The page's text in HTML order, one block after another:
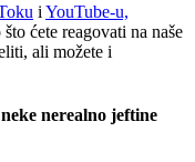
i YouTube-u,
ćete reagovati na naše
ali možete i
nerealno jeftine